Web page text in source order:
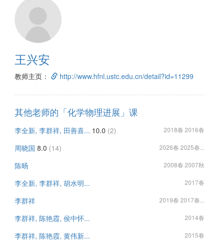
王兴安
教师主页： http://www.hfnl.ustc.edu.cn/detail?id=11299
其他老师的「化学物理进展」课
李全新, 李群祥, 田善喜... 10.0 (2) 2018春 2016春
周晓国 8.0 (14) 2026春 2025春...
陈旸 2008春 2007秋
李全新, 李群祥, 胡水明... 2017春
李群祥 2019春 2017春...
李群祥, 陈艳霞, 侯中怀... 2014春
李群祥, 陈艳霞, 黄伟新... 2015春